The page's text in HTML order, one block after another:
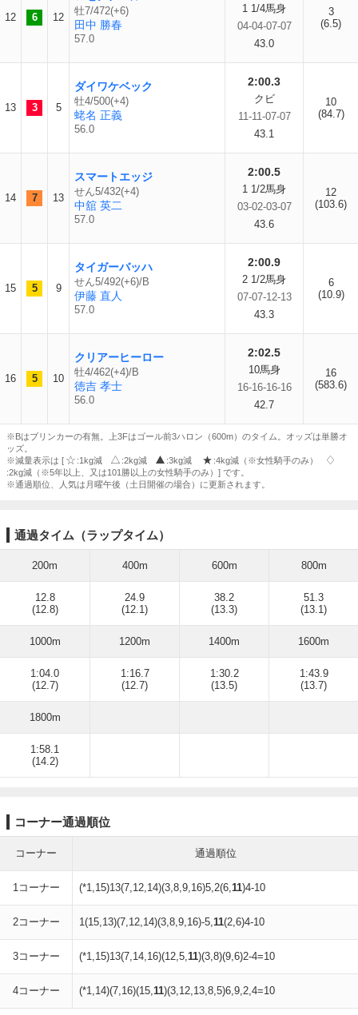
12 6 12
牡7/472(+6)
田中 勝春
57.0
1 1/4馬身
04-04-07-07
43.0
3
(6.5)
13 3 5
ダイワケベック
牡4/500(+4)
蛯名 正義
56.0
2:00.3
クビ
11-11-07-07
43.1
10
(84.7)
14 7 13
スマートエッジ
せん5/432(+4)
中舘 英二
57.0
2:00.5
1 1/2馬身
03-02-03-07
43.6
12
(103.6)
15 5 9
タイガーバッハ
せん5/492(+6)/B
伊藤 直人
57.0
2:00.9
2 1/2馬身
07-07-12-13
43.3
6
(10.9)
16 5 10
クリアーヒーロー
牡4/462(+4)/B
徳吉 孝士
56.0
2:02.5
10馬身
16-16-16-16
42.7
16
(583.6)
※Bはブリンカーの有無。上3Fはゴール前3ハロン（600m）のタイム。オッズは単勝オ
ッズ。
※減量表示は [
:1kg減 :2kg減 :3kg減
:4kg減（※女性騎手のみ）
:2kg減（※5年以上、又は101勝以上の女性騎手のみ）] です。
※通過順位、人気は月曜午後（土日開催の場合）に更新されます。
通過タイム（ラップタイム）
200m 400m 600m 800m
12.8
(12.8)
24.9
(12.1)
38.2
(13.3)
51.3
(13.1)
1000m 1200m 1400m 1600m
1:04.0
(12.7)
1:16.7
(12.7)
1:30.2
(13.5)
1:43.9
(13.7)
1800m
1:58.1
(14.2)
コーナー通過順位
コーナー 通過順位
1コーナー (*1,15)13(7,12,14)(3,8,9,16)5,2(6,11)4-10
2コーナー 1(15,13)(7,12,14)(3,8,9,16)-5,11(2,6)4-10
3コーナー (*1,15)13(7,14,16)(12,5,11)(3,8)(9,6)2-4=10
4コーナー (*1,14)(7,16)(15,11)(3,12,13,8,5)6,9,2,4=10